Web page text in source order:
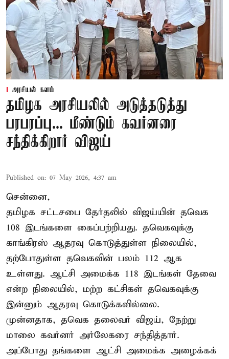
அரசியல் களம்
தமிழக அரசியலில் அடுத்தடுத்து
பரபரப்பு... மீண்டும் கவர்னரை
சந்திக்கிறார் விஜய்
Published on: 07 May 2026, 4:37 am
சென்னை,
தமிழக சட்டசபை தேர்தலில் விஜய்யின் தவெக
108 இடங்களை கைப்பற்றியது. தவெகவுக்கு
காங்கிரஸ் ஆதரவு கொடுத்துள்ள நிலையில்,
தற்போதுள்ள தவெகவின் பலம் 112 ஆக
உள்ளது. ஆட்சி அமைக்க 118 இடங்கள் தேவை
என்ற நிலையில், மற்ற கட்சிகள் தவெகவுக்கு
இன்னும் ஆதரவு கொடுக்கவில்லை.
முன்னதாக, தவெக தலைவர் விஜய், நேற்று
மாலை கவர்னர் அர்லேகரை சந்தித்தார்.
அப்போது தங்களை ஆட்சி அமைக்க அழைக்கக்